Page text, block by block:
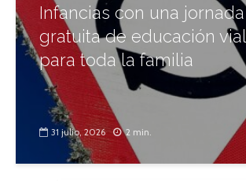
Infancias con una jornada
gratuita de educación vial
para toda la familia
31 julio, 2026 2 min.